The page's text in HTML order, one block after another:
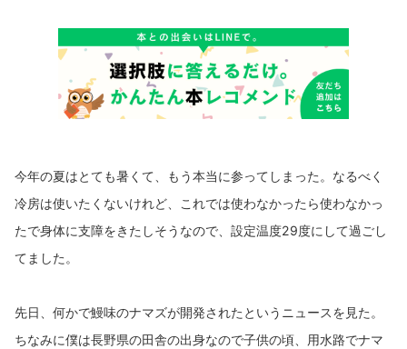
今年の夏はとても暑くて、もう本当に参ってしまった。なるべく
冷房は使いたくないけれど、これでは使わなかったら使わなかっ
たで身体に支障をきたしそうなので、設定温度29度にして過ごし
てました。
先日、何かで鰻味のナマズが開発されたというニュースを見た。
ちなみに僕は長野県の田舎の出身なので子供の頃、用水路でナマ